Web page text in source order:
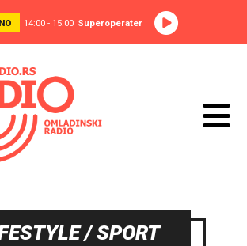
14:00 - 15:00 Superoperater
/ SPORT